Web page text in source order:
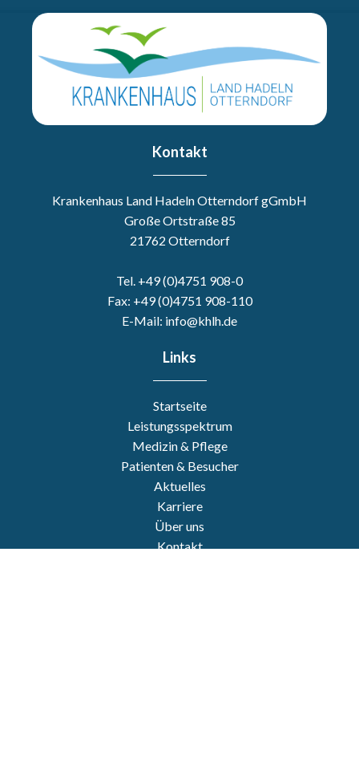
Kontakt
Krankenhaus Land Hadeln Otterndorf gGmbH
Große Ortstraße 85
21762 Otterndorf
Tel. +49 (0)4751 908-0
Fax: +49 (0)4751 908-110
E-Mail: info@khlh.de
Links
Startseite
Leistungsspektrum
Medizin & Pflege
Patienten & Besucher
Aktuelles
Karriere
Über uns
Kontakt